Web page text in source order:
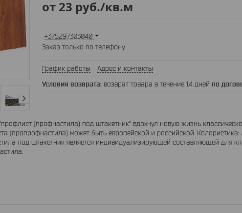
от 23 руб./кв.м
+375297303040
Заказ только по телефону
График работы
Адрес и контакты
возврат товара в течение 14 дней по
(профнастила) под штакетник" вдохнул новую жизнь
(пропрофнастила) может быть европейской и российской.
под штакетник является индивидуализирующей составляющей для